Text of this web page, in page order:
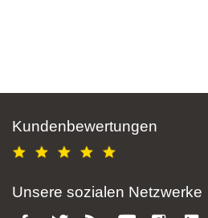
Kundenbewertungen
Unsere sozialen Netzwerke